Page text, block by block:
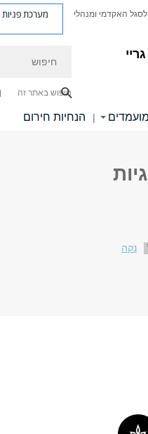
האקדמי ומנהלי מערכת פניות
חיפוש באתר זה
מועמדים | הנחיות חירום
נקה